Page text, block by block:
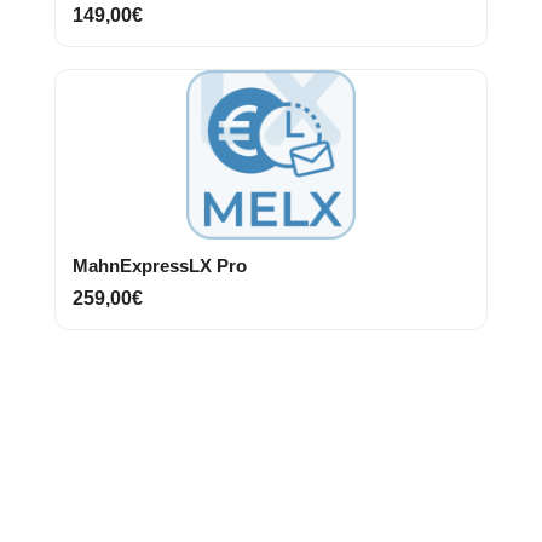
149,00€
MahnExpressLX Pro
259,00€